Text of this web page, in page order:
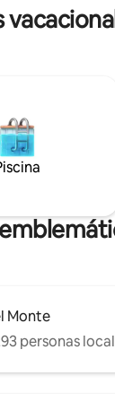
Monte
personas